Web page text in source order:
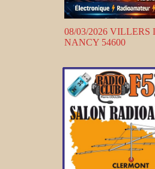
08/03/2026 VILLERS
NANCY 54600